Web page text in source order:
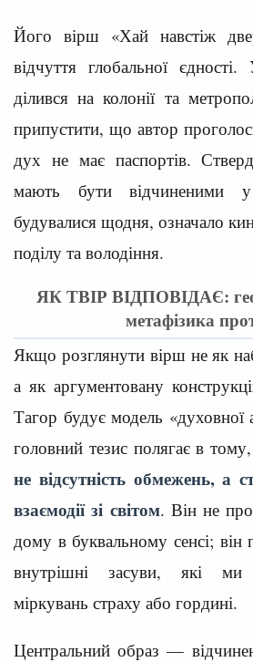
Його вірш «Хай навстіж
відчуття глобальної
ділився на колонії та
припустити, що автор
дух не має паспортів.
мають бути відчиненими
будувалися щодня, означало
поділу та володіння.
ЯК ТВІР ВІДПОВІДАЄ:
метафізика
Якщо розглянути вірш не як
а як аргументовану
Тагор будує модель «духовної
головний тезис полягає в
не відсутність обмежень, а
взаємодії зі світом. Він не
дому в буквальному сенсі;
внутрішні засуви, які ми
міркувань страху або гордині.
Центральний образ —